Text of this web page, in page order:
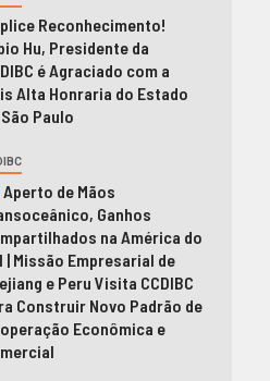
Reconhecimento!
Hu, Presidente da
é Agraciado com a
Alta Honraria do Estado
Paulo
Aperto de Mãos
Ganhos
na América do
| Missão Empresarial de
e Peru Visita CCDIBC
Construir Novo Padrão de
Econômica e